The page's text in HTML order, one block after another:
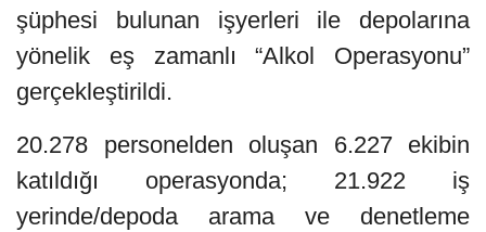
şüphesi bulunan işyerleri ile depolarına
yönelik eş zamanlı “Alkol Operasyonu”
gerçekleştirildi.
20.278 personelden oluşan 6.227 ekibin
katıldığı operasyonda; 21.922 iş
yerinde/depoda arama ve denetleme